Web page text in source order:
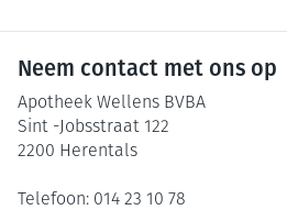
Neem contact met ons op
Apotheek Wellens BVBA
Sint -Jobsstraat 122
2200 Herentals
Telefoon: 014 23 10 78